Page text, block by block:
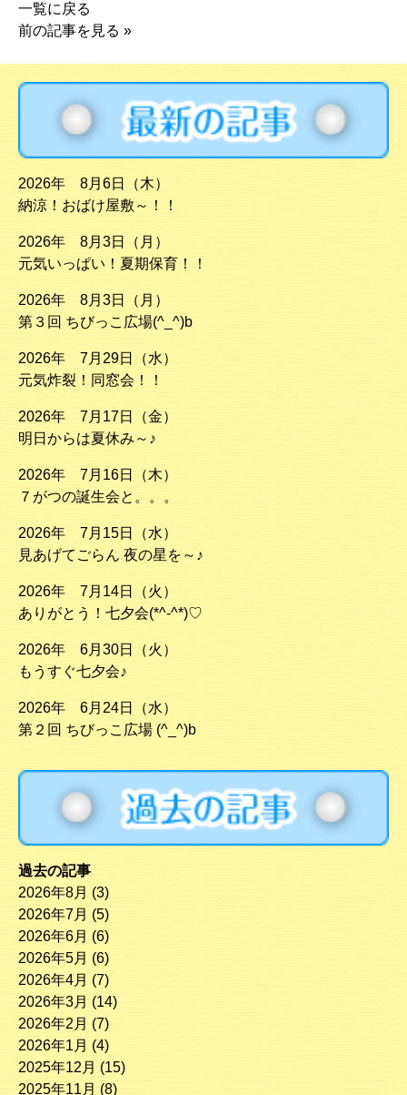
一覧に戻る
前の記事を見る »
2026年 8月6日（木）
納涼！おばけ屋敷～！！
2026年 8月3日（月）
元気いっぱい！夏期保育！！
2026年 8月3日（月）
第３回 ちびっこ広場(^_^)b
2026年 7月29日（水）
元気炸裂！同窓会！！
2026年 7月17日（金）
明日からは夏休み～♪
2026年 7月16日（木）
７がつの誕生会と。。。
2026年 7月15日（水）
見あげてごらん 夜の星を～♪
2026年 7月14日（火）
ありがとう！七夕会(*^-^*)♡
2026年 6月30日（火）
もうすぐ七夕会♪
2026年 6月24日（水）
第２回 ちびっこ広場 (^_^)b
過去の記事
2026年8月 (3)
2026年7月 (5)
2026年6月 (6)
2026年5月 (6)
2026年4月 (7)
2026年3月 (14)
2026年2月 (7)
2026年1月 (4)
2025年12月 (15)
2025年11月 (8)